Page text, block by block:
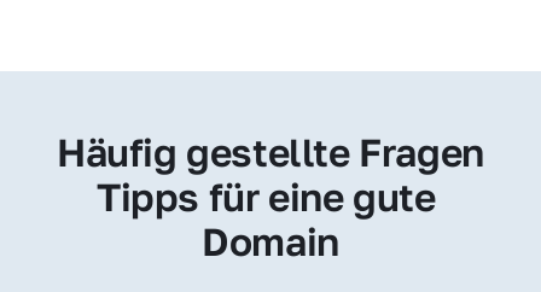
Häufig gestellte Fragen
Tipps für eine gute
Domain